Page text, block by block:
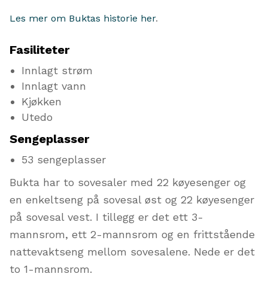
Les mer om Buktas historie her.
Fasiliteter
Innlagt strøm
Innlagt vann
Kjøkken
Utedo
Sengeplasser
53 sengeplasser
Bukta har to sovesaler med 22 køyesenger og
en enkeltseng på sovesal øst og 22 køyesenger
på sovesal vest. I tillegg er det ett 3-
mannsrom, ett 2-mannsrom og en frittstående
nattevaktseng mellom sovesalene. Nede er det
to 1-mannsrom.